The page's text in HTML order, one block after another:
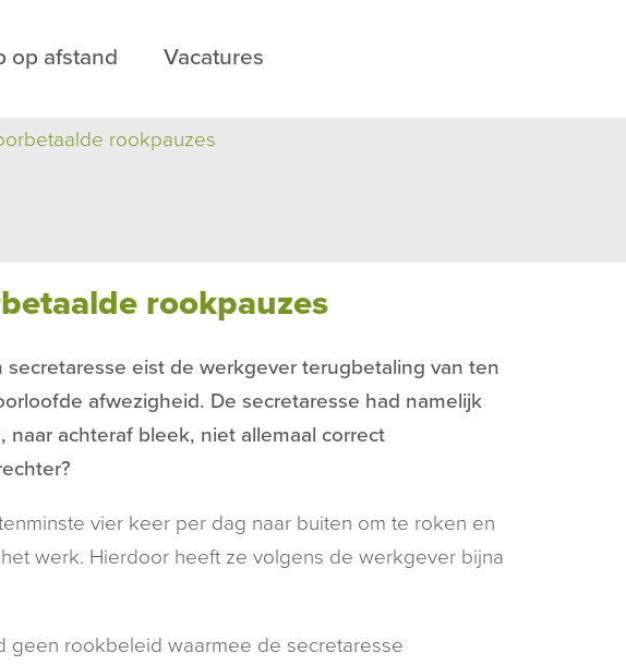
op afstand Vacatures
rookpauzes
rookpauzes
eist de werkgever terugbetaling van ten
afwezigheid. De secretaresse had namelijk
achteraf bleek, niet allemaal correct
vier keer per dag naar buiten om te roken en
werk. Hierdoor heeft ze volgens de werkgever bijna
geen rookbeleid waarmee de secretaresse